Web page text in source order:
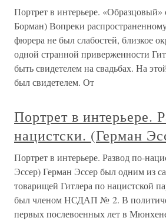
Портрет в интерьере.
Борман) Вопреки
фюрера не был слабостей, близкое
одной странной приверженности
быть свидетелем на свадьбах. На
был свидетелем. От
Портрет в интерьере.
нацистски. (Герман
Портрет в интерьере. Развод по-
Эссер) Герман Эссер был одним из
товарищей Гитлера по нацистской
был членом НСДАП № 2. В
первых послевоенных лет в